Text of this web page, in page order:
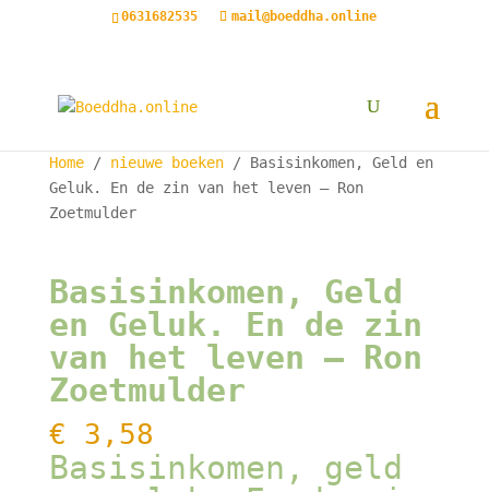
0631682535 mail@boeddha.online
Home/ nieuwe boeken/ Basisinkomen, Geld en
Geluk. En de zin van het leven – Ron
Zoetmulder
Basisinkomen, Geld
en Geluk. En de zin
van het leven – Ron
Zoetmulder
€ 3,58
Basisinkomen, geld